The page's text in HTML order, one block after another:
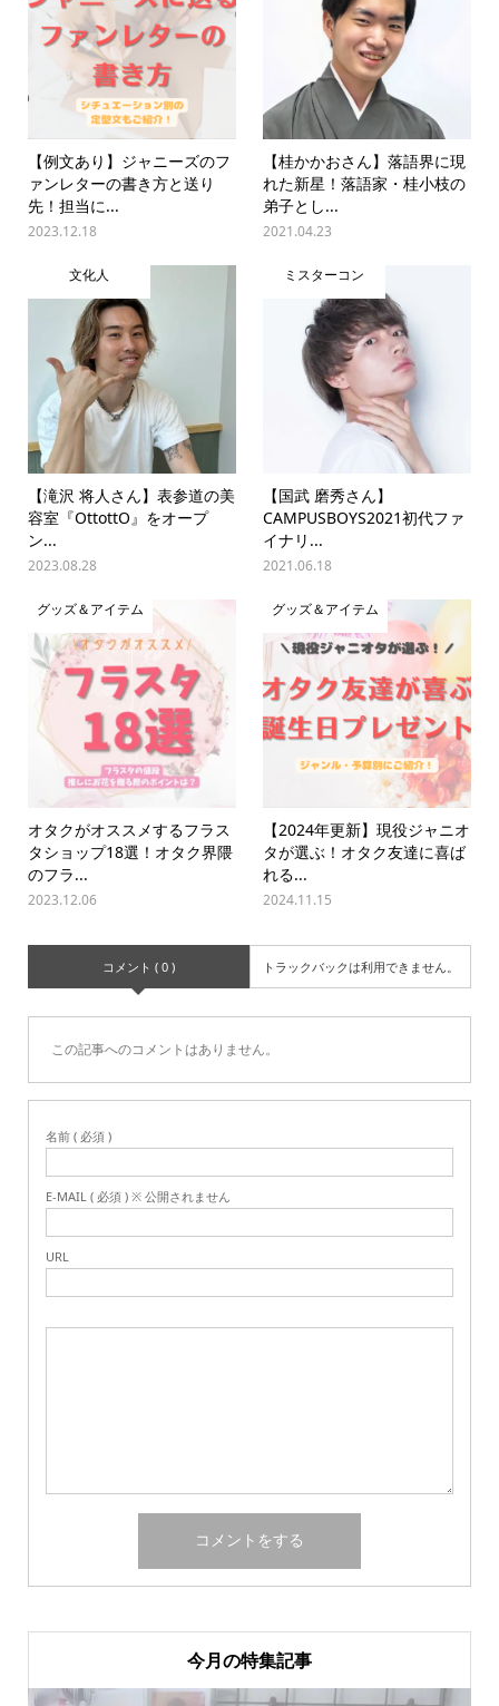
【例文あり】ジャニーズのフ
ァンレターの書き方と送り
先！担当に...
2023.12.18
【桂かかおさん】落語界に現
れた新星！落語家・桂小枝の
弟子とし...
2021.04.23
文化人
【滝沢 将人さん】表参道の美
容室『OttottO』をオープ
ン...
2023.08.28
ミスターコン
【国武 磨秀さん】
CAMPUSBOYS2021初代ファ
イナリ...
2021.06.18
グッズ＆アイテム
オタクがオススメするフラス
タショップ18選！オタク界隈
のフラ...
2023.12.06
グッズ＆アイテム
【2024年更新】現役ジャニオ
タが選ぶ！オタク友達に喜ば
れる...
2024.11.15
コメント ( 0 ) トラックバックは利用できません。
この記事へのコメントはありません。
名前 ( 必須 )
E-MAIL ( 必須 ) ※ 公開されません
URL
今月の特集記事